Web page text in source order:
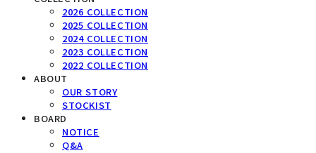
2026 COLLECTION
2025 COLLECTION
2024 COLLECTION
2023 COLLECTION
2022 COLLECTION
ABOUT
OUR STORY
STOCKIST
BOARD
NOTICE
Q&A